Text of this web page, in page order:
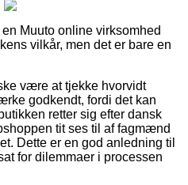
Muuto online virksomhed
vilkår, men det er bare en
være at tjekke hvorvidt
godkendt, fordi det kan
retter sig efter dansk
tit ses til af fagmænd
Dette er en god anledning til
for dilemmaer i processen